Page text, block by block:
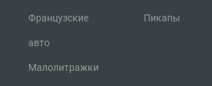
Французские
авто
Малолитражки
Пикапы